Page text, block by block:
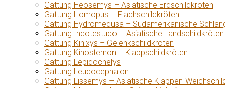
Gattung Heosemys – Asiatische Erdschildkröten
Gattung Homopus – Flachschildkröten
Gattung Hydromedusa – Südamerikanische
Gattung Indotestudo – Asiatische Landschildkröten
Gattung Kinixys – Gelenkschildkröten
Gattung Kinosternon – Klappschildkröten
Gattung Lepidochelys
Gattung Leucocephalon
Gattung Lissemys – Asiatische Klappen-